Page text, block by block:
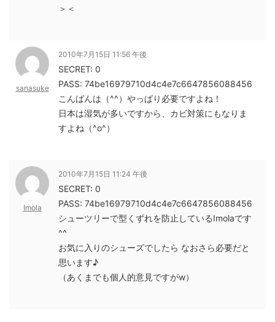
＞＜
sanasuke
2010年7月15日 11:56 午後
SECRET: 0
PASS: 74be16979710d4c4e7c6647856088456
こんばんは（^^）やっぱり必要ですよね！
日本は湿気が多いですから、カビ対策にもなりま
すよね（^o^）
Imola
2010年7月15日 11:24 午後
SECRET: 0
PASS: 74be16979710d4c4e7c6647856088456
シューツリーで型くずれを防止しているImolaです
^^
お気に入りのシューズでしたら なおさら必要だと
思います♪
（あくまでも個人的意見ですがw）